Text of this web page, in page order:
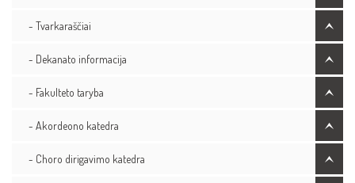
- Tvarkaraščiai
- Dekanato informacija
- Fakulteto taryba
- Akordeono katedra
- Choro dirigavimo katedra